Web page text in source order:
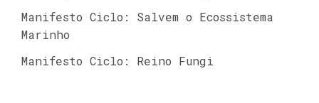
Manifesto Ciclo: Salvem o Ecossistema
Marinho
Manifesto Ciclo: Reino Fungi